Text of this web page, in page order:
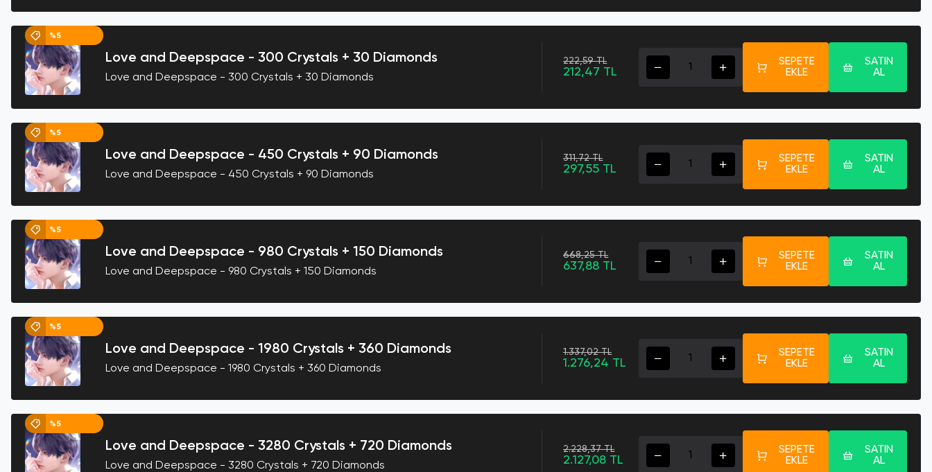
%5
Love and Deepspace - 300 Crystals + 30 Diamonds
Love and Deepspace - 300 Crystals + 30 Diamonds
222,59 TL
212,47 TL
SEPETE
EKLE
SATIN
AL
%5
Love and Deepspace - 450 Crystals + 90 Diamonds
Love and Deepspace - 450 Crystals + 90 Diamonds
311,72 TL
297,55 TL
SEPETE
EKLE
SATIN
AL
%5
Love and Deepspace - 980 Crystals + 150 Diamonds
Love and Deepspace - 980 Crystals + 150 Diamonds
668,25 TL
637,88 TL
SEPETE
EKLE
SATIN
AL
%5
Love and Deepspace - 1980 Crystals + 360 Diamonds
Love and Deepspace - 1980 Crystals + 360 Diamonds
1.337,02 TL
1.276,24 TL
SEPETE
EKLE
SATIN
AL
%5
Love and Deepspace - 3280 Crystals + 720 Diamonds
Love and Deepspace - 3280 Crystals + 720 Diamonds
2.228,37 TL
2.127,08 TL
SEPETE
EKLE
SATIN
AL